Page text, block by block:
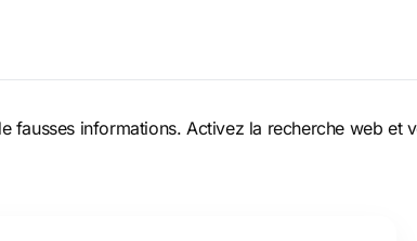
fausses informations. Activez la recherche web et